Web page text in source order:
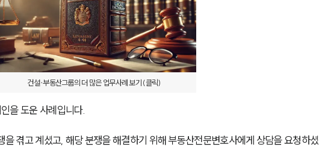
건설∙부동산그룹의 더 많은 업무사례 보기 (클릭)
을 도운 사례입니다.
겪고 계셨고, 해당 분쟁을 해결하기 위해 부동산전문변호사에게 상담을 요청하